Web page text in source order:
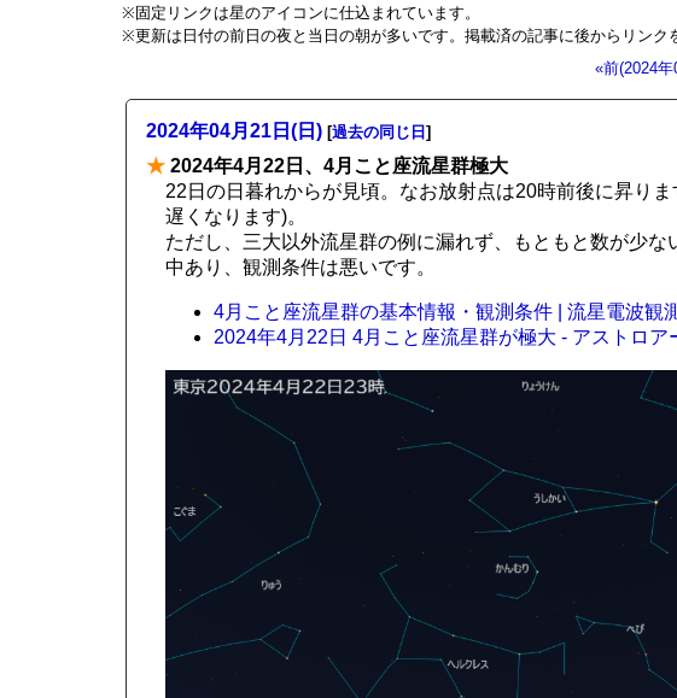
※固定リンクは星のアイコンに仕込まれています。
※更新は日付の前日の夜と当日の朝が多いです。掲載済の記事に後からリンク
«前(2024
2024年04月21日(日) [過去の同じ日 ]
★ 2024年4月22日、4月こと座流星群極大
22日の日暮れからが見頃。なお放射点は20時前後に昇り
遅くなります)。
ただし、三大以外流星群の例に漏れず、もともと数が少
中あり、観測条件は悪いです。
4月こと座流星群の基本情報・観測条件 | 流星電波観
2024年4月22日 4月こと座流星群が極大 - アストロア